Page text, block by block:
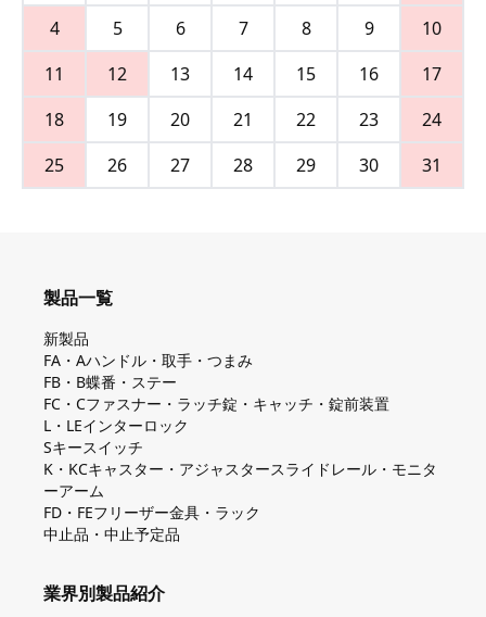
4
5 6 7 8 9
10
11
12 13 14 15 16
17
18
19 20 21 22 23
24
25
26 27 28 29 30 31
製品一覧
新製品
FA・Aハンドル・取手・つまみ
FB・B蝶番・ステー
FC・Cファスナー・ラッチ錠・キャッチ・錠前装置
L・LEインターロック
Sキースイッチ
K・KCキャスター・アジャスタースライドレール・モニタ
ーアーム
FD・FEフリーザー金具・ラック
中止品・中止予定品
業界別製品紹介